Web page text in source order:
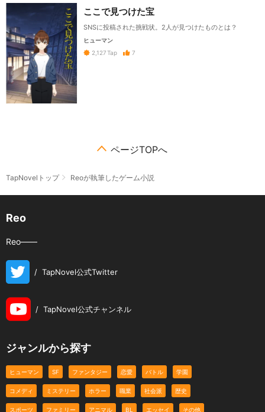
ここで見つけた宝
SNSに投稿された挑戦状。2人が見つけたものとは？
ヒューマン
2,127 Tap 7
ページTOPへ
TapNovelトップ Reoが執筆したゲーム小説
Reo
Reo――
/ TapNovel公式Twitter
/ TapNovel公式チャンネル
ジャンルから探す
ヒューマン SF ファンタジー 恋愛 バトル 学園
コメディ ミステリー ホラー 職業 社会派 歴史
スポーツ ファミリー アニマル BL エッセイ その他